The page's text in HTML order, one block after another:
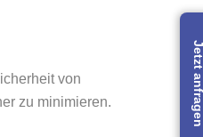
Jetzt
von
zu minimieren.